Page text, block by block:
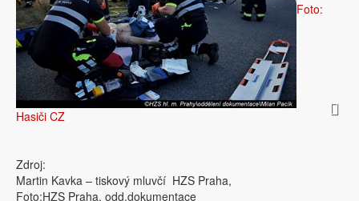
Foto:
Hasiči CZ
Zdroj:
Martin Kavka – tiskový mluvčí HZS Praha,
Foto:HZS Praha, odd.dokumentace